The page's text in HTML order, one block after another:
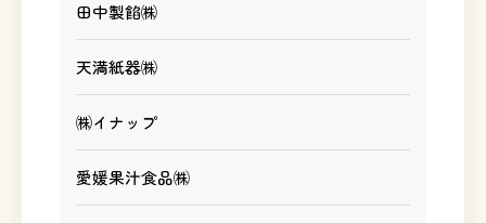
田中製餡㈱
天満紙器㈱
㈱イナップ
愛媛果汁食品㈱